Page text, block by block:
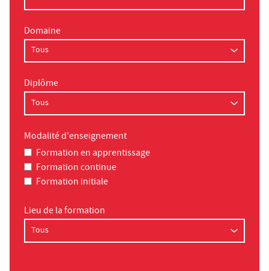
Domaine
Diplôme
Modalité d'enseignement
Formation en apprentissage
Formation continue
Formation initiale
Lieu de la formation